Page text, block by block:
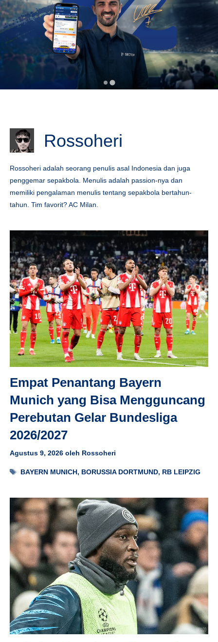
Rossoheri
Rossoheri adalah seorang penulis asal Indonesia dan juga
penggemar sepakbola. Menulis adalah passion-nya dan
memiliki pengalaman menulis tentang sepakbola bertahun-
tahun. Tim favorit? AC Milan.
Empat Penantang Bayern
Munich yang Bisa Mengguncang
Perebutan Gelar Bundesliga
2026/2027
Agustus 9, 2026 oleh Rossoheri
Tag
BAYERN MUNICH, BORUSSIA DORTMUND, RB LEIPZIG